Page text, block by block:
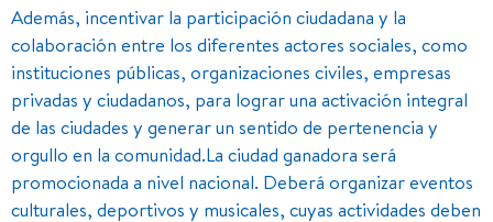
Además, incentivar la participación ciudadana y la
colaboración entre los diferentes actores sociales, como
instituciones públicas, organizaciones civiles, empresas
privadas y ciudadanos, para lograr una activación integral
de las ciudades y generar un sentido de pertenencia y
orgullo en la comunidad.La ciudad ganadora será
promocionada a nivel nacional. Deberá organizar eventos
culturales, deportivos y musicales, cuyas actividades deben